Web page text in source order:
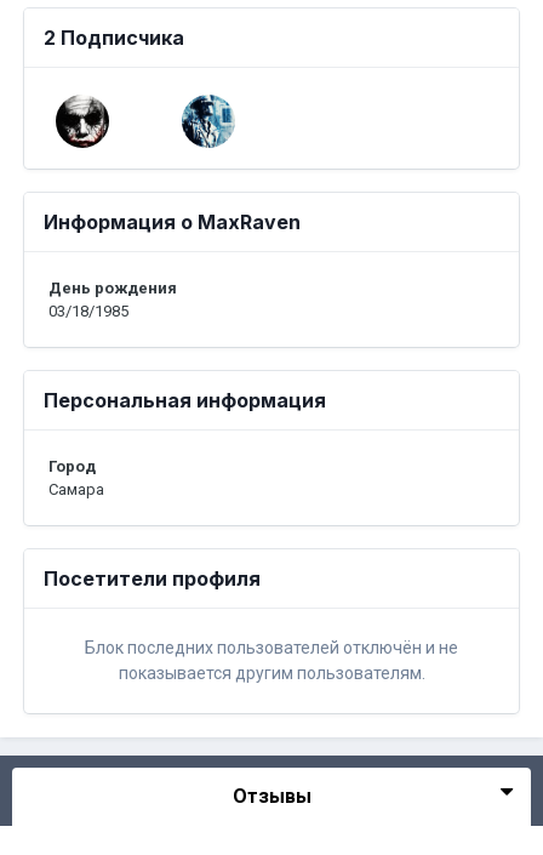
2 Подписчика
Информация о MaxRaven
День рождения
03/18/1985
Персональная информация
Город
Самара
Посетители профиля
Блок последних пользователей отключён и не
показывается другим пользователям.
Отзывы